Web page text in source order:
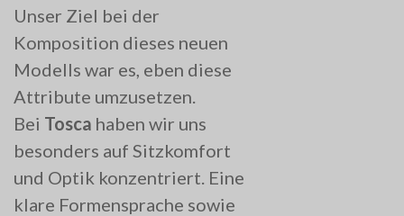
Unser Ziel bei der
Komposition dieses neuen
Modells war es, eben diese
Attribute umzusetzen.
Bei Tosca haben wir uns
besonders auf Sitzkomfort
und Optik konzentriert. Eine
klare Formensprache sowie